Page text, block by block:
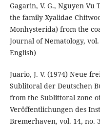
Gagarin, V. G., Nguyen Vu
the family Xyalidae
Monhysterida) from the
Journal of Nematology,
English)
Juario, J. V. (1974) Neue
Sublitoral der Deutschen
from the Sublittoral zone
Veröffentlichungen des
Bremerhaven, vol. 14, no.